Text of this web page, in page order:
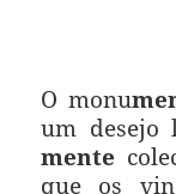
O monu
um desejo
mente
que os